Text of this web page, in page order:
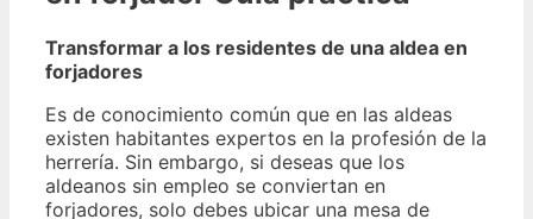
Transformar a los residentes de una aldea en
forjadores
Es de conocimiento común que en las aldeas
existen habitantes expertos en la profesión de la
herrería. Sin embargo, si deseas que los
aldeanos sin empleo se conviertan en
forjadores, solo debes ubicar una mesa de